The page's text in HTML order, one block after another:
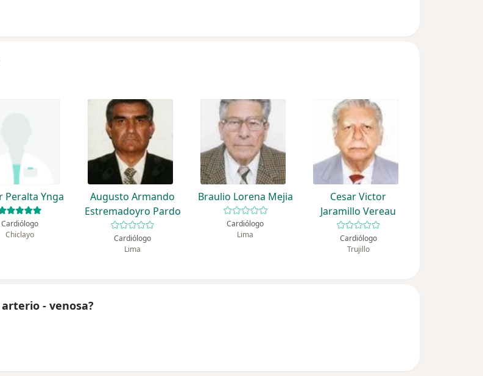
Peralta Ynga
Cardiólogo
Chiclayo
Augusto Armando
Estremadoyro Pardo
Cardiólogo
Lima
Braulio Lorena Mejia
Cardiólogo
Lima
Cesar Victor
Jaramillo Vereau
Cardiólogo
Trujillo
- venosa?